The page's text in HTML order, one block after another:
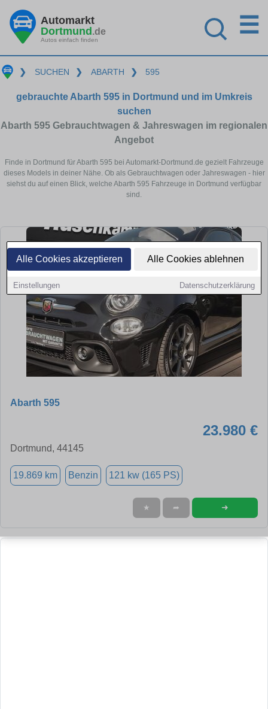
Alle Cookies akzeptieren Alle Cookies ablehnen
Einstellungen Datenschutzerklärung
Automarkt
Dortmund.de
Autos einfach finden
☰
❯ SUCHEN ❯ ABARTH ❯ 595
gebrauchte Abarth 595 in Dortmund und im Umkreis
suchen
Abarth 595 Gebrauchtwagen & Jahreswagen im regionalen
Angebot
Finde in Dortmund für Abarth 595 bei Automarkt-Dortmund.de gezielt Fahrzeuge
dieses Models in deiner Nähe. Ob als Gebrauchtwagen oder Jahreswagen - hier
siehst du auf einen Blick, welche Abarth 595 Fahrzeuge in Dortmund verfügbar
sind.
Abarth 595
23.980 €
Dortmund, 44145
19.869 km Benzin 121 kw (165 PS)
★ ➦ ➜